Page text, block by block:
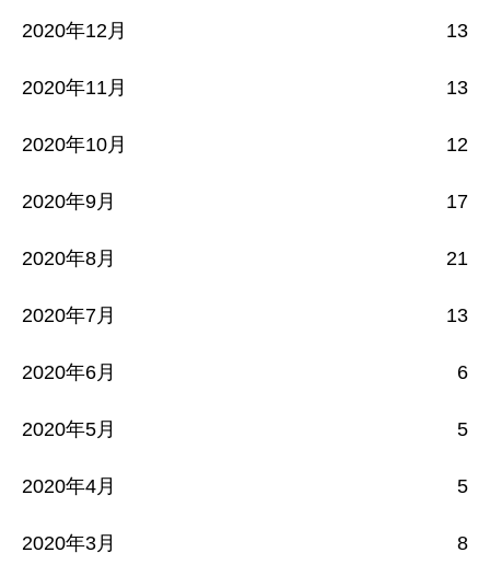
2020年12月 13
2020年11月 13
2020年10月 12
2020年9月 17
2020年8月 21
2020年7月 13
2020年6月 6
2020年5月 5
2020年4月 5
2020年3月 8